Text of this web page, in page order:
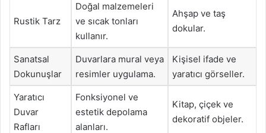
Rustik Tarz
Doğal malzemeleri
ve sıcak tonları
kullanır.
Ahşap ve taş
dokular.
Sanatsal
Dokunuşlar
Duvarlara mural veya
resimler uygulama.
Kişisel ifade ve
yaratıcı görseller.
Yaratıcı
Duvar
Rafları
Fonksiyonel ve
estetik depolama
alanları.
Kitap, çiçek ve
dekoratif objeler.